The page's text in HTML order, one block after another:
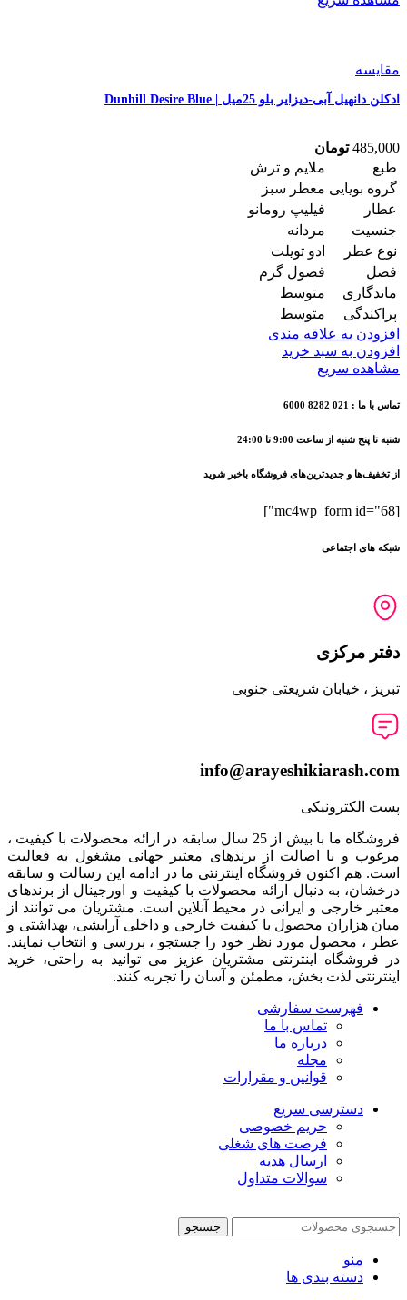
مقایسه
ادکلن دانهیل آبی-دیزایر بلو 25میل | Dunhill Desire Blue
485,000 تومان
طبع
ملایم و ترش
گروه بویایی معطر سبز
عطار
فیلیپ رومانو
جنسیت
مردانه
نوع عطر
ادو تویلت
فصل
فصول گرم
ماندگاری
متوسط
پراکندگی
متوسط
افزودن به علاقه مندی
افزودن به سبد خرید
مشاهده سریع
تماس با ما : 021 8282 6000
شنبه تا پنج شنبه از ساعت 9:00 تا 24:00
از تخفیف‌ها و جدیدترین‌های فروشگاه باخبر شوید
[mc4wp_form id="68"]
شبکه های اجتماعی
دفتر مرکزی
تبریز ، خیابان شریعتی جنوبی
info@arayeshikiarash.com
پست الکترونیکی
فروشگاه ما با بیش از 25 سال سابقه در ارائه محصولات با کيفيت ،
مرغوب و با اصالت از برندهای معتبر جهانی مشغول به فعاليت
است. هم اکنون فروشگاه اینترنتی ما در ادامه اين رسالت و سابقه
درخشان، به دنبال ارائه محصولات با کيفيت و اورجينال از برندهای
معتبر خارجی و ايرانی در محيط آنلاين است. مشتريان می توانند از
ميان هزاران محصول با کيفيت خارجی و داخلی آرایشی، بهداشتی و
عطر ، محصول مورد نظر خود را جستجو ، بررسی و انتخاب نمايند.
در فروشگاه اینترنتی مشتريان عزیز می توانيد به راحتی، خرید
اینترنتی لذت بخش، مطمئن و آسان را تجربه کنند.
فهرست سفارشی
تماس با ما
درباره ما
مجله
قوانین و مقرارات
دسترسی سریع
حریم خصوصی
فرصت های شغلی
ارسال هدیه
سوالات متداول
جستجو
منو
دسته بندی ها